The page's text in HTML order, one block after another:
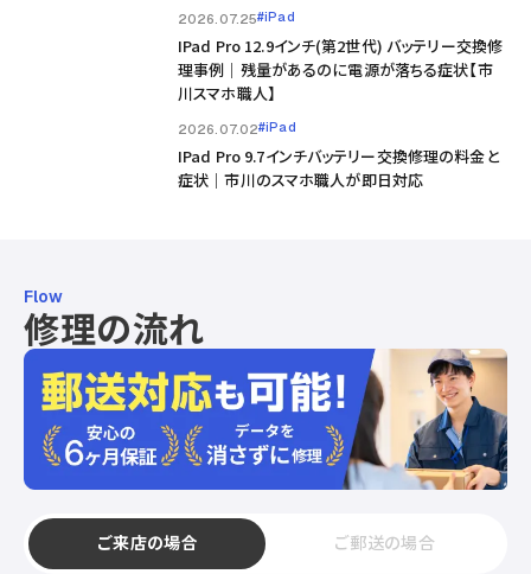
2026.07.25#iPad
IPad Pro 12.9インチ(第2世代) バッテリー交換修
理事例｜残量があるのに電源が落ちる症状【市
川スマホ職人】
2026.07.02#iPad
IPad Pro 9.7インチバッテリー交換修理の料金と
症状｜市川のスマホ職人が即日対応
Flow
修理の流れ
ご来店の場合 ご郵送の場合